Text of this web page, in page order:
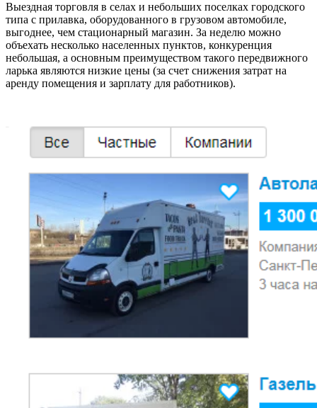
Выездная торговля в селах и небольших поселках городского
типа с прилавка, оборудованного в грузовом автомобиле,
выгоднее, чем стационарный магазин. За неделю можно
объехать несколько населенных пунктов, конкуренция
небольшая, а основным преимуществом такого передвижного
ларька являются низкие цены (за счет снижения затрат на
аренду помещения и зарплату для работников).